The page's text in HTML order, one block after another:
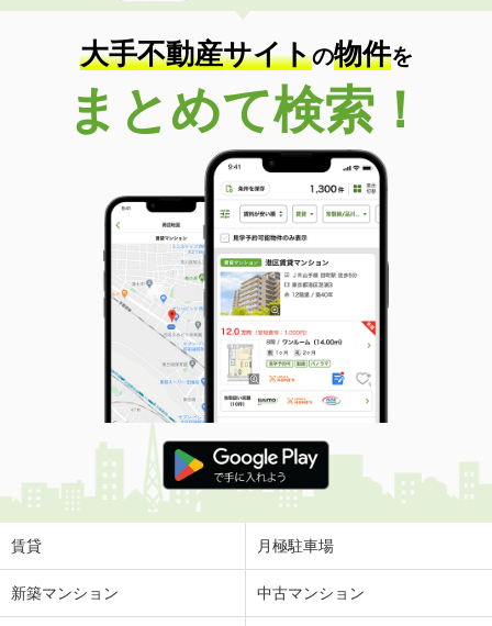
大手不動産サイトの物件を
まとめて検索！
賃貸 月極駐車場
新築マンション 中古マンション